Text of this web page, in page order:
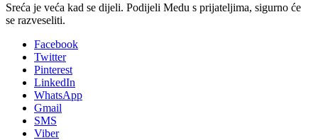
Sreća je veća kad se dijeli. Podijeli Medu s prijateljima, sigurno će
se razveseliti.
Facebook
Twitter
Pinterest
LinkedIn
WhatsApp
Gmail
SMS
Viber